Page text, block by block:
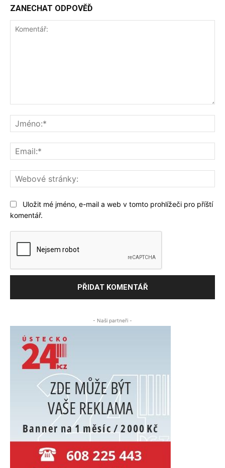
ZANECHAT ODPOVĚĎ
Uložit mé jméno, e-mail a web v tomto prohlížeči pro příští
komentář.
- Naši partneři -